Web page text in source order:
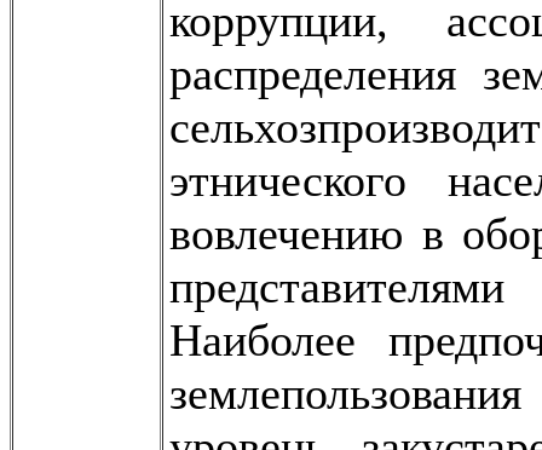
коррупции,
распределения
этнического
вовлечению в
Наиболее